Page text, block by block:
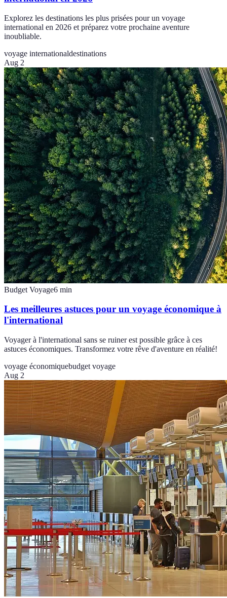
Explorez les destinations les plus prisées pour un voyage
international en 2026 et préparez votre prochaine aventure
inoubliable.
voyage internationaldestinations
Aug 2
Budget Voyage6 min
Les meilleures astuces pour un voyage économique à
l'international
Voyager à l'international sans se ruiner est possible grâce à ces
astuces économiques. Transformez votre rêve d'aventure en réalité!
voyage économiquebudget voyage
Aug 2